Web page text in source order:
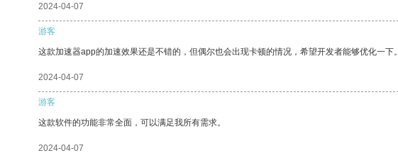
2024-04-07
游客
这款加速器app的加速效果还是不错的，但偶尔也会出现卡顿的情况，希望开发者能够优化一下。
2024-04-07
游客
这款软件的功能非常全面，可以满足我所有需求。
2024-04-07